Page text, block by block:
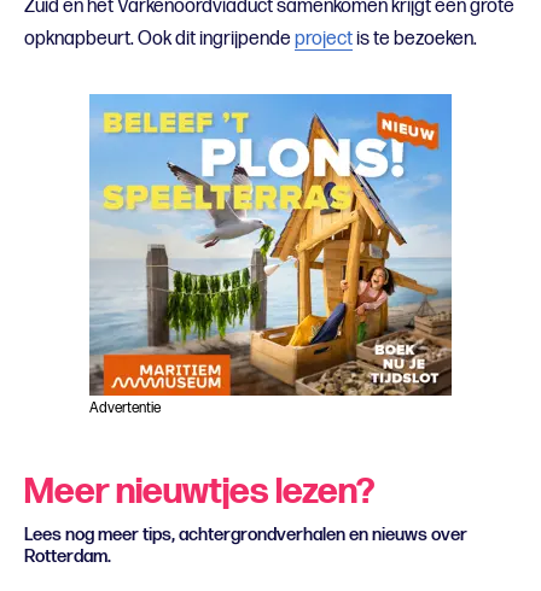
Zuid en het Varkenoordviaduct samenkomen krijgt een grote
opknapbeurt. Ook dit ingrijpende projectis te bezoeken.
Advertentie
Meer nieuwtjes lezen?
Lees nog meer tips, achtergrondverhalen en nieuws over
Rotterdam.